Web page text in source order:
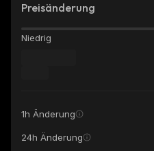
Preisänderung
Niedrig
1h Änderung
24h Änderung